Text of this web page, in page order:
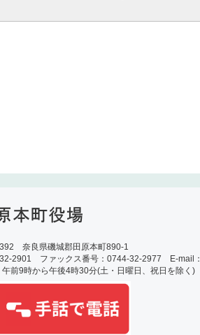
奈良県磯城郡田原本町890-1
2901 ファックス番号：0744-32-2977 E-mail：
前9時から午後4時30分(土・日曜日、祝日を除く)